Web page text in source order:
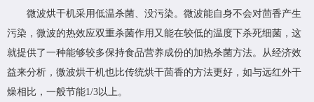
微波烘干机采用低温杀菌、没污染。微波能自身不会对茴香产生
污染，微波的热效应双重杀菌作用又能在较低的温度下杀死细菌，这
就提供了一种能够较多保持食品营养成份的加热杀菌方法。从经济效
益来分析，微波烘干机也比传统烘干茴香的方法更好，如与远红外干
燥相比，一般节能1/3以上。